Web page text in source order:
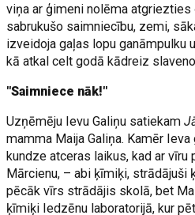
viņa ar ģimeni nolēma
sabrukušo saimniecību, zemi,
izveidoja gaļas lopu ganāmpulku
kā atkal celt godā kādreiz
"Saimniece nāk!"
Uzņēmēju Ievu Galiņu satiekam
mamma Maija Galiņa. Kamēr Ieva
kundze atceras laikus, kad ar
Mārcienu, – abi ķīmiķi, strādājuši
pēcāk vīrs strādājis skolā, bet
ķīmiķi Iedzēnu laboratorijā, kur